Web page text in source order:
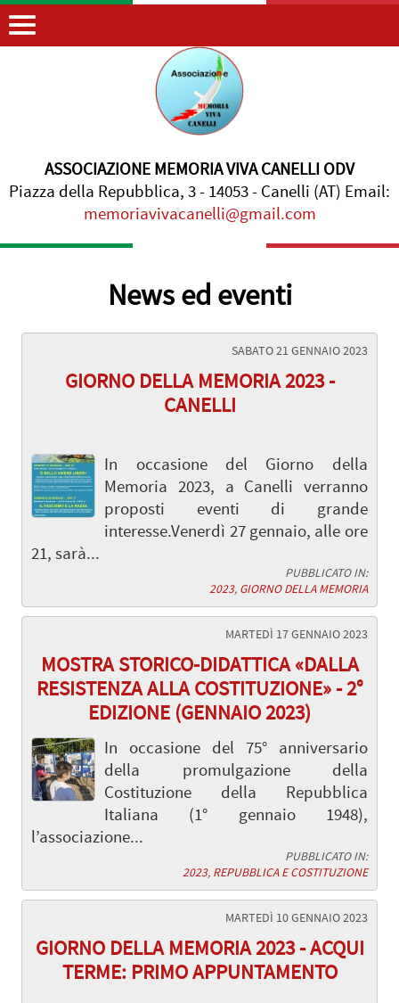
ASSOCIAZIONE MEMORIA VIVA CANELLI ODV
Piazza della Repubblica, 3 - 14053 - Canelli (AT) Email:
memoriavivacanelli@gmail.com
News ed eventi
SABATO 21 GENNAIO 2023
GIORNO DELLA MEMORIA 2023 -
CANELLI
In occasione del Giorno della
Memoria 2023, a Canelli verranno
proposti eventi di grande
interesse.Venerdì 27 gennaio, alle ore
21, sarà...
PUBBLICATO IN:
2023, GIORNO DELLA MEMORIA
MARTEDÌ 17 GENNAIO 2023
MOSTRA STORICO-DIDATTICA «DALLA
RESISTENZA ALLA COSTITUZIONE» - 2°
EDIZIONE (GENNAIO 2023)
In occasione del 75° anniversario
della promulgazione della
Costituzione della Repubblica
Italiana (1° gennaio 1948),
l’associazione...
PUBBLICATO IN:
2023, REPUBBLICA E COSTITUZIONE
MARTEDÌ 10 GENNAIO 2023
GIORNO DELLA MEMORIA 2023 - ACQUI
TERME: PRIMO APPUNTAMENTO